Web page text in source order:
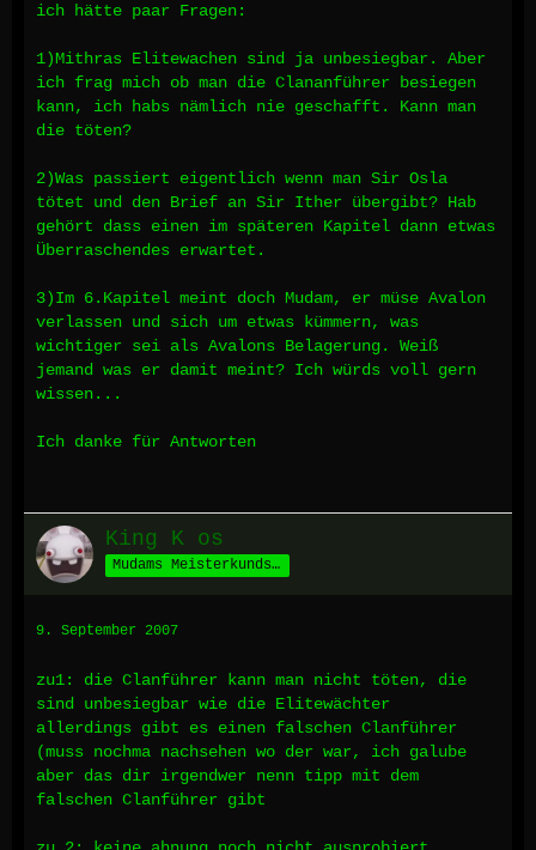
ich hätte paar Fragen:
1)Mithras Elitewachen sind ja unbesiegbar. Aber
ich frag mich ob man die Clananführer besiegen
kann, ich habs nämlich nie geschafft. Kann man
die töten?
2)Was passiert eigentlich wenn man Sir Osla
tötet und den Brief an Sir Ither übergibt? Hab
gehört dass einen im späteren Kapitel dann etwas
Überraschendes erwartet.
3)Im 6.Kapitel meint doch Mudam, er müse Avalon
verlassen und sich um etwas kümmern, was
wichtiger sei als Avalons Belagerung. Weiß
jemand was er damit meint? Ich würds voll gern
wissen...
Ich danke für Antworten
King K os
Mudams Meisterkundschafter
9. September 2007
zu1: die Clanführer kann man nicht töten, die
sind unbesiegbar wie die Elitewächter
allerdings gibt es einen falschen Clanführer
(muss nochma nachsehen wo der war, ich galube
aber das dir irgendwer nenn tipp mit dem
falschen Clanführer gibt